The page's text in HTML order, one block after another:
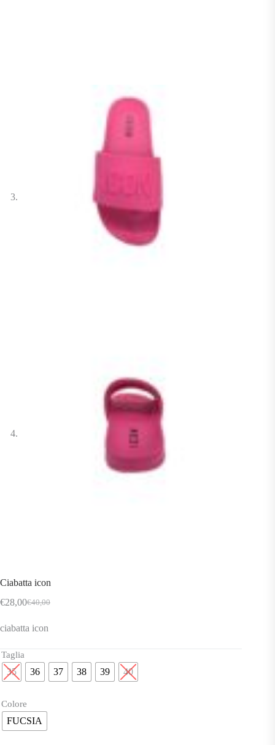
Ciabatta icon
€40,00
Il
originale
€28,00Il
attuale
ciabatta icon
Taglia
35 36 37 38 39 40
Colore
FUCSIA